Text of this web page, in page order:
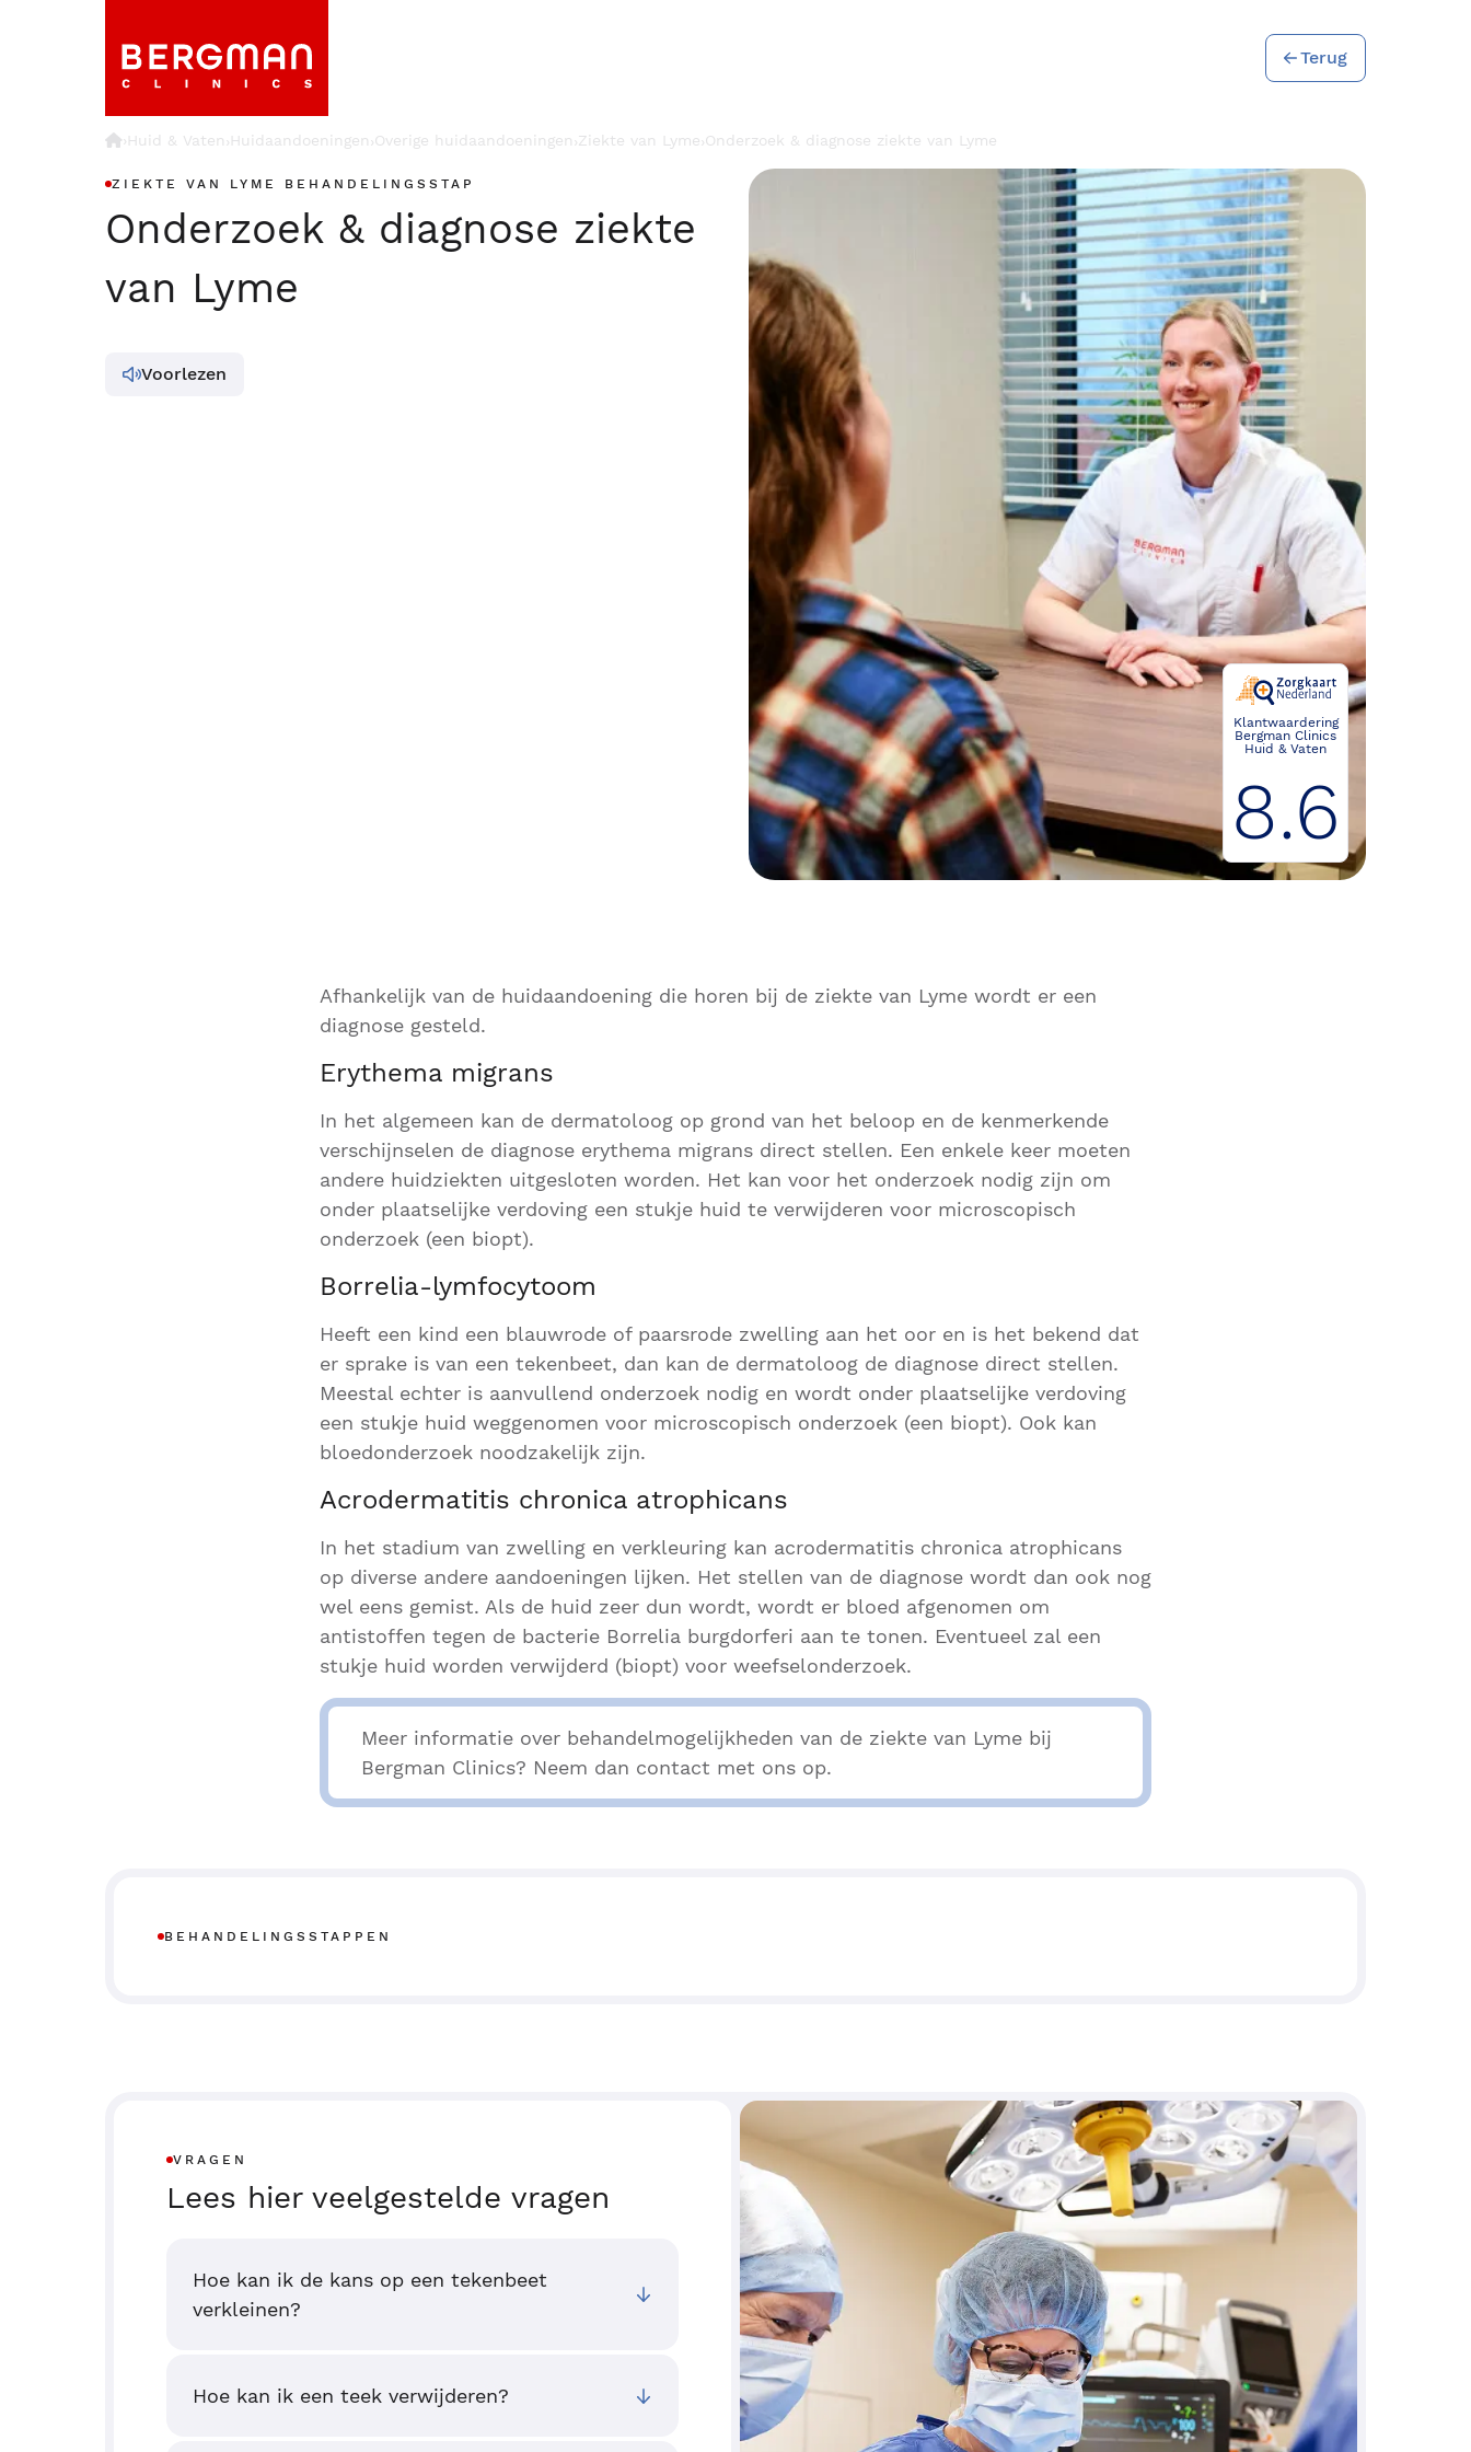
Terug
›Huid & Vaten›Huidaandoeningen›Overige huidaandoeningen›Ziekte van Lyme›Onderzoek & diagnose ziekte van Lyme
ZIEKTE VAN LYME BEHANDELINGSSTAP
Onderzoek & diagnose ziekte
van Lyme
Voorlezen
Klantwaardering
Bergman Clinics
Huid & Vaten
8.6
Afhankelijk van de huidaandoening die horen bij de ziekte van Lyme wordt er een
diagnose gesteld.
Erythema migrans
In het algemeen kan de dermatoloog op grond van het beloop en de kenmerkende
verschijnselen de diagnose erythema migrans direct stellen. Een enkele keer moeten
andere huidziekten uitgesloten worden. Het kan voor het onderzoek nodig zijn om
onder plaatselijke verdoving een stukje huid te verwijderen voor microscopisch
onderzoek (een biopt).
Borrelia-lymfocytoom
Heeft een kind een blauwrode of paarsrode zwelling aan het oor en is het bekend dat
er sprake is van een tekenbeet, dan kan de dermatoloog de diagnose direct stellen.
Meestal echter is aanvullend onderzoek nodig en wordt onder plaatselijke verdoving
een stukje huid weggenomen voor microscopisch onderzoek (een biopt). Ook kan
bloedonderzoek noodzakelijk zijn.
Acrodermatitis chronica atrophicans
In het stadium van zwelling en verkleuring kan acrodermatitis chronica atrophicans
op diverse andere aandoeningen lijken. Het stellen van de diagnose wordt dan ook nog
wel eens gemist. Als de huid zeer dun wordt, wordt er bloed afgenomen om
antistoffen tegen de bacterie Borrelia burgdorferi aan te tonen. Eventueel zal een
stukje huid worden verwijderd (biopt) voor weefselonderzoek.
Meer informatie over behandelmogelijkheden van de ziekte van Lyme bij
Bergman Clinics? Neem dan contact met ons op.
BEHANDELINGSSTAPPEN
VRAGEN
Lees hier veelgestelde vragen
Hoe kan ik de kans op een tekenbeet
verkleinen?
Hoe kan ik een teek verwijderen?